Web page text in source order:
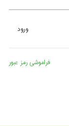
فراموشی رمز عبور